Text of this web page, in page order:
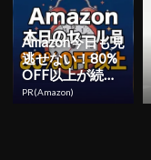
Amazon今日も見
逃せない！80%
OFF以上が続々
登場
PR(Amazon)